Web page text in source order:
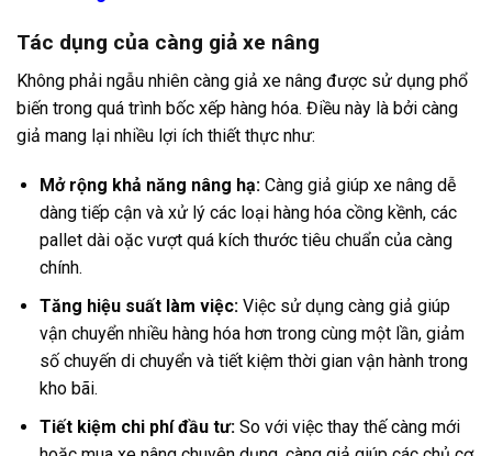
Tác dụng của càng giả xe nâng
Không phải ngẫu nhiên càng giả xe nâng được sử dụng phổ
biến trong quá trình bốc xếp hàng hóa. Điều này là bởi càng
giả mang lại nhiều lợi ích thiết thực như:
Mở rộng khả năng nâng hạ:Càng giả giúp xe nâng dễ
dàng tiếp cận và xử lý các loại hàng hóa cồng kềnh, các
pallet dài oặc vượt quá kích thước tiêu chuẩn của càng
chính.
Tăng hiệu suất làm việc:Việc sử dụng càng giả giúp
vận chuyển nhiều hàng hóa hơn trong cùng một lần, giảm
số chuyến di chuyển và tiết kiệm thời gian vận hành trong
kho bãi.
Tiết kiệm chi phí đầu tư:So với việc thay thế càng mới